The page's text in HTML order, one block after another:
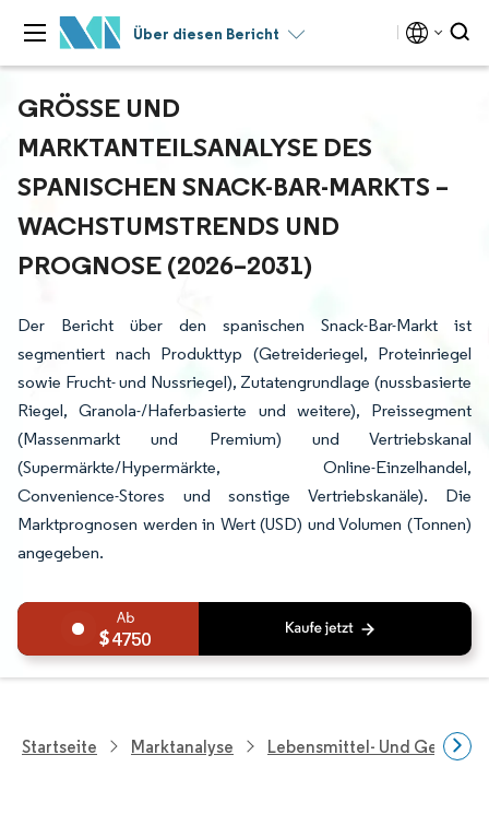
Über diesen Bericht
GRÖSSE UND M
ARKTANTEILSANALYSE DES S
PANISCHEN SNACK-BAR-MARKTS – W
ACHSTUMSTRENDS UND P
ROGNOSE (2026–2031)
Der Bericht über den spanischen Snack-Bar-Markt ist
segmentiert nach Produkttyp (Getreideriegel, Proteinriegel
sowie Frucht- und Nussriegel), Zutatengrundlage (nussbasierte
Riegel, Granola-/Haferbasierte und weitere), Preissegment
(Massenmarkt und Premium) und Vertriebskanal
(Supermärkte/Hypermärkte, Online-Einzelhandel,
Convenience-Stores und sonstige Vertriebskanäle). Die
Marktprognosen werden in Wert (USD) und Volumen (Tonnen)
angegeben.
4750
Startseite Marktanalyse Lebensmittel- Und